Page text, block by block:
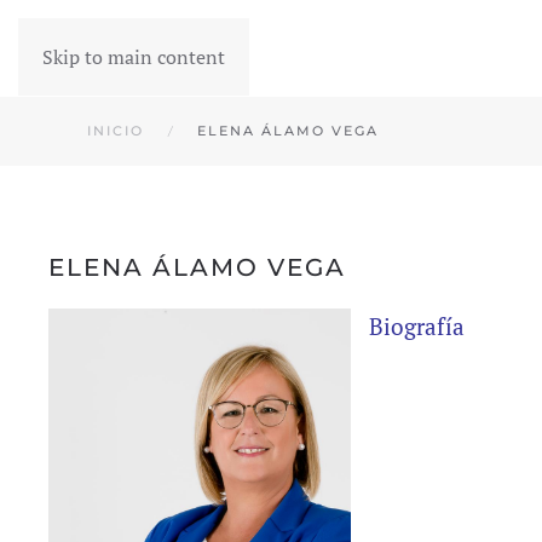
Skip to main content
INICIO ELENA ÁLAMO VEGA
ELENA ÁLAMO VEGA
Biografía